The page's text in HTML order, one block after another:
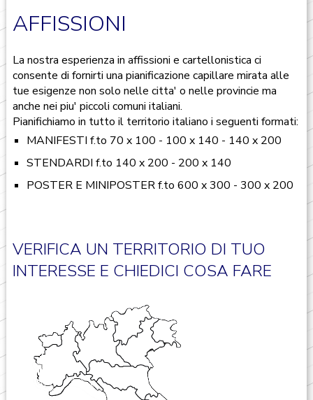
AFFISSIONI
La nostra esperienza in affissioni e cartellonistica ci
consente di fornirti una pianificazione capillare mirata alle
tue esigenze non solo nelle citta' o nelle provincie ma
anche nei piu' piccoli comuni italiani.
Pianifichiamo in tutto il territorio italiano i seguenti formati:
MANIFESTI f.to 70 x 100 - 100 x 140 - 140 x 200
STENDARDI f.to 140 x 200 - 200 x 140
POSTER E MINIPOSTER f.to 600 x 300 - 300 x 200
VERIFICA UN TERRITORIO DI TUO
INTERESSE E CHIEDICI COSA FARE